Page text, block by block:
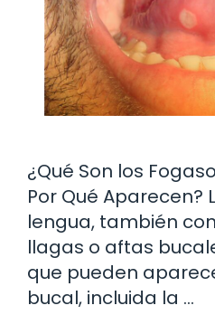
¿Qué Son los
Por Qué Aparecen?
lengua, también
llagas o aftas
que pueden
bucal, incluida la …